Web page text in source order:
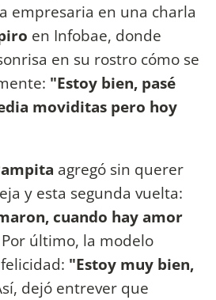
empresaria en una charla
en Infobae, donde
en su rostro cómo se
"Estoy bien, pasé
moviditas pero hoy
agregó sin querer
y esta segunda vuelta:
cuando hay amor
Por último, la modelo
"Estoy muy bien,
dejó entrever que